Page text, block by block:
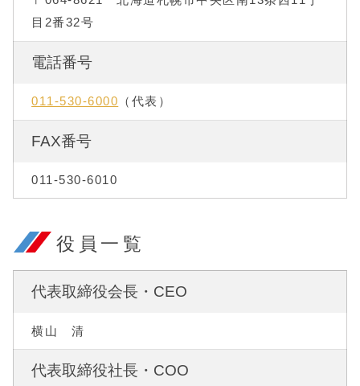
目2番32号
電話番号
011-530-6000 （代表）
FAX番号
011-530-6010
役員一覧
代表取締役会長・CEO
横山 清
代表取締役社長・COO